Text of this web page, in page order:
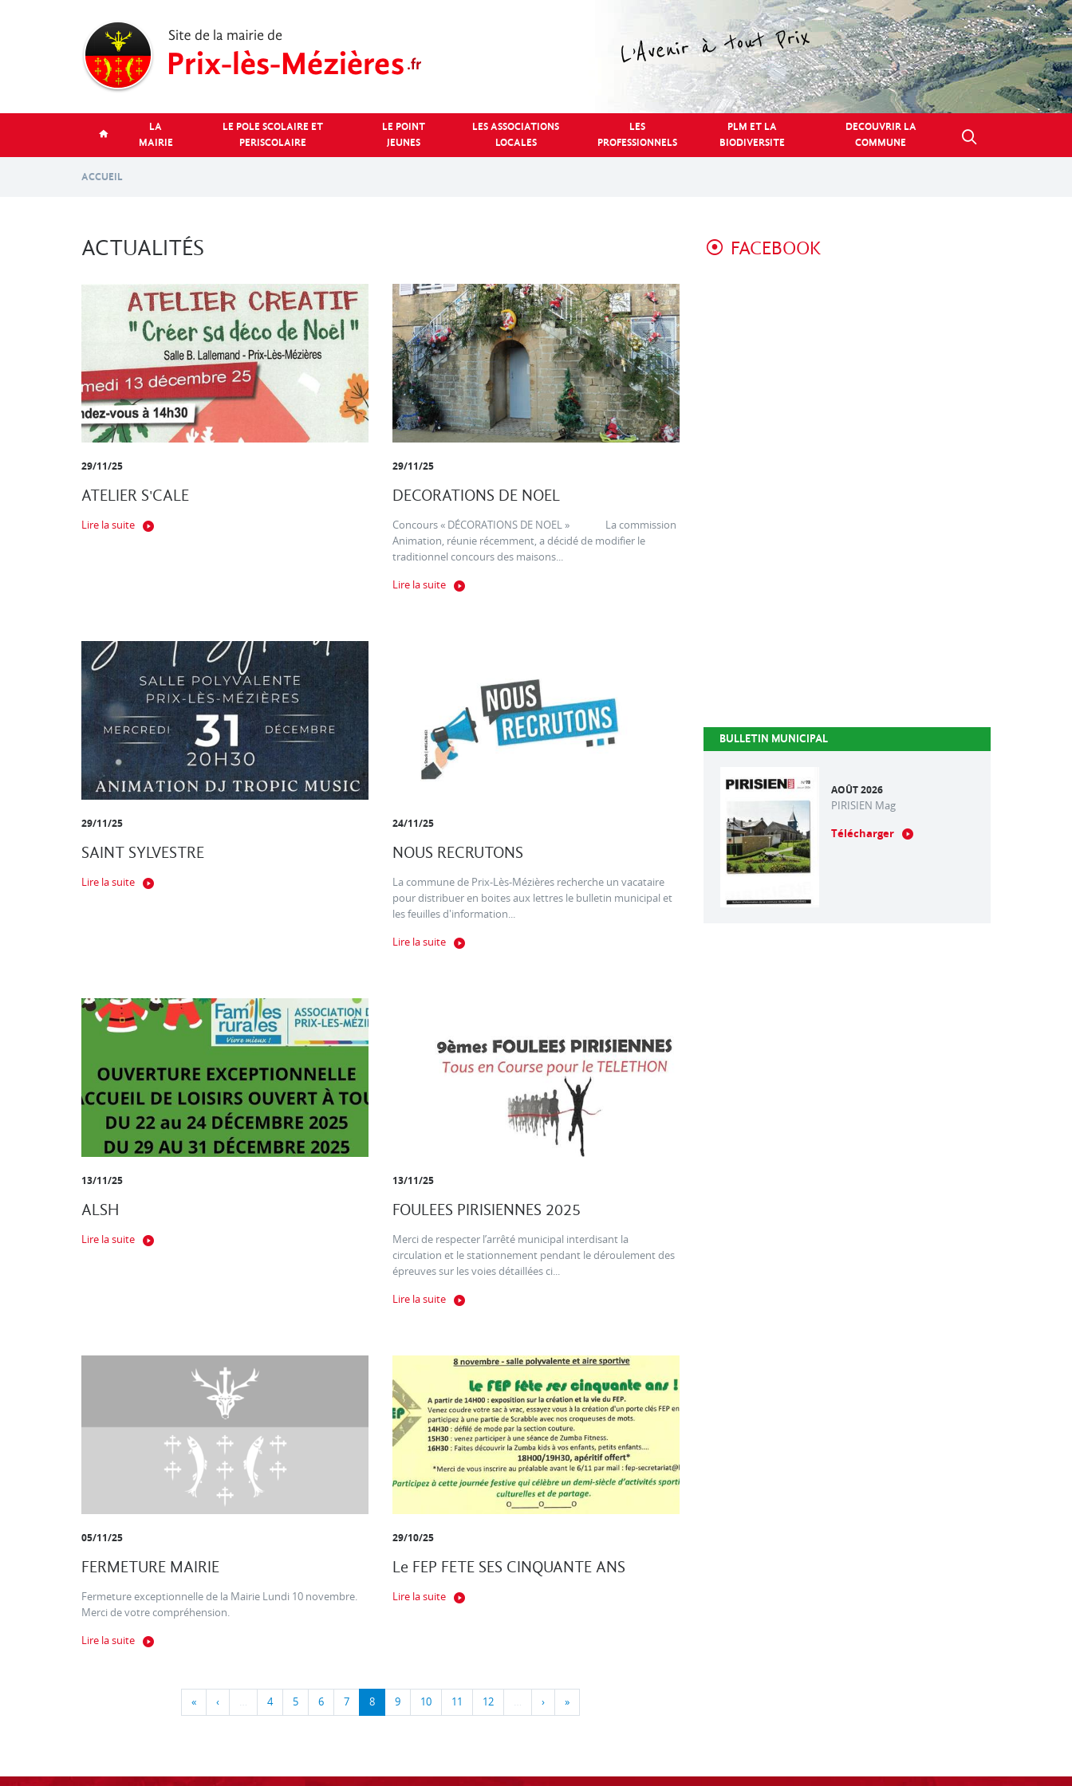
LA
MAIRIE
LE POLE SCOLAIRE ET
PERISCOLAIRE
LE POINT
JEUNES
LES ASSOCIATIONS
LOCALES
LES
PROFESSIONNELS
PLM ET LA
BIODIVERSITE
DECOUVRIR LA
COMMUNE
ACCUEIL
ACTUALITÉS
29/11/25
ATELIER S'CALE
Lire la suite
29/11/25
DECORATIONS DE NOEL
Concours « DÉCORATIONS DE NOEL » La commission
Animation, réunie récemment, a décidé de modifier le
traditionnel concours des maisons...
Lire la suite
29/11/25
SAINT SYLVESTRE
Lire la suite
24/11/25
NOUS RECRUTONS
La commune de Prix-Lès-Mézières recherche un vacataire
pour distribuer en boites aux lettres le bulletin municipal et
les feuilles d'information...
Lire la suite
13/11/25
ALSH
Lire la suite
13/11/25
FOULEES PIRISIENNES 2025
Merci de respecter l’arrêté municipal interdisant la
circulation et le stationnement pendant le déroulement des
épreuves sur les voies détaillées ci...
Lire la suite
05/11/25
FERMETURE MAIRIE
Fermeture exceptionnelle de la Mairie Lundi 10 novembre.
Merci de votre compréhension.
Lire la suite
29/10/25
Le FEP FETE SES CINQUANTE ANS
Lire la suite
« ‹ … 4 5 6 7 8 9 10 11 12 … › »
FACEBOOK
BULLETIN MUNICIPAL
AOÛT 2026
PIRISIEN Mag
Télécharger